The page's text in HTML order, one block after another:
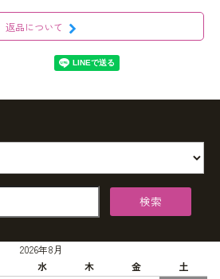
返品について
検索
2026年8月
水 木 金
土